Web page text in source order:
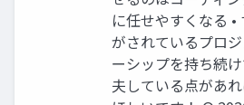
に任せやすくなる
がされているプロ
ーシップを持ち続
夫している点があ